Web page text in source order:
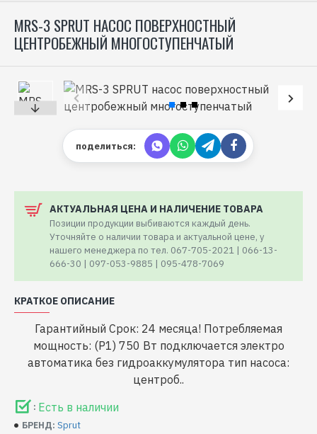
MRS-3 SPRUT НАСОС ПОВЕРХНОСТНЫЙ
ЦЕНТРОБЕЖНЫЙ МНОГОСТУПЕНЧАТЫЙ
поделиться:
АКТУАЛЬНАЯ ЦЕНА И НАЛИЧЕНИЕ ТОВАРА
Позиции продукции выбиваются каждый день.
Уточняйте о наличии товара и актуальной цене, у
нашего менеджера по тел. 067-705-2021 | 066-13-
666-30 | 097-053-9885 | 095-478-7069
КРАТКОЕ ОПИСАНИЕ
Гарантийный Срок: 24 месяца! Потребляемая
мощность: (P1) 750 Вт подключается электро
автоматика без гидроаккумулятора тип насоса:
центроб..
: Есть в наличии
БРЕНД: Sprut